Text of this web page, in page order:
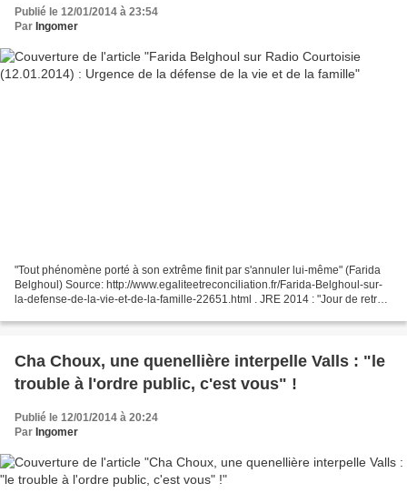
Publié le 12/01/2014 à 23:54
Par Ingomer
"Tout phénomène porté à son extrême finit par s'annuler lui-même" (Farida
Belghoul) Source: http://www.egaliteetreconciliation.fr/Farida-Belghoul-sur-
la-defense-de-la-vie-et-de-la-famille-22651.html . JRE 2014 : "Jour de retrait
Cha Choux, une quenellière interpelle Valls : "le
trouble à l'ordre public, c'est vous" !
Publié le 12/01/2014 à 20:24
Par Ingomer